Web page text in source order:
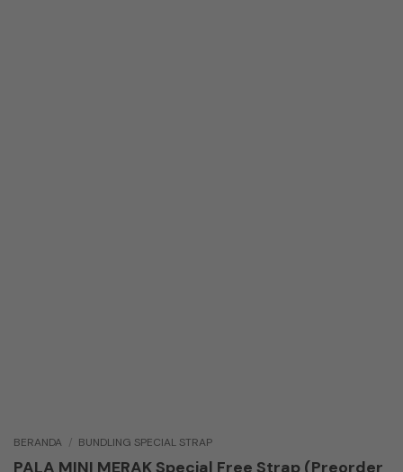
BERANDA / BUNDLING SPECIAL STRAP
PALA MINI MERAK Special Free Strap (Preorder